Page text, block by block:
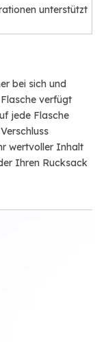
unterstützt
bei sich und
verfügt
jede Flasche
wertvoller Inhalt
Ihren Rucksack